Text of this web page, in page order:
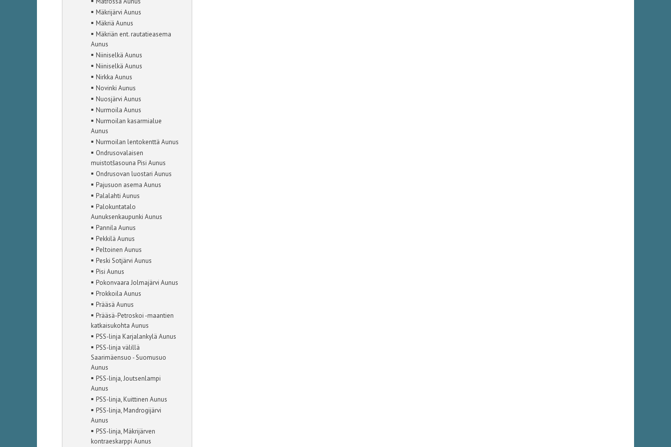
▪ Mäkrijärvi Aunus
▪ Mäkriä Aunus
▪ Mäkriän ent. rautatieasema
Aunus
▪ Niiniselkä Aunus
▪ Niiniselkä Aunus
▪ Nirkka Aunus
▪ Novinki Aunus
▪ Nuosjärvi Aunus
▪ Nurmoila Aunus
▪ Nurmoilan kasarmialue
Aunus
▪ Nurmoilan lentokenttä Aunus
▪ Ondrusovalaisen
muistotšasouna Pisi Aunus
▪ Ondrusovan luostari Aunus
▪ Pajusuon asema Aunus
▪ Palalahti Aunus
▪ Palokuntatalo
Aunuksenkaupunki Aunus
▪ Pannila Aunus
▪ Pekkilä Aunus
▪ Peltoinen Aunus
▪ Peski Sotjärvi Aunus
▪ Pisi Aunus
▪ Pokonvaara Jolmajärvi Aunus
▪ Prokkoila Aunus
▪ Prääsä Aunus
▪ Prääsä-Petroskoi -maantien
katkaisukohta Aunus
▪ PSS-linja Karjalankylä Aunus
▪ PSS-linja välillä
Saarimäensuo - Suomusuo
Aunus
▪ PSS-linja, Joutsenlampi
Aunus
▪ PSS-linja, Kuittinen Aunus
▪ PSS-linja, Mandrogijärvi
Aunus
▪ PSS-linja, Mäkrijärven
kontraeskarppi Aunus